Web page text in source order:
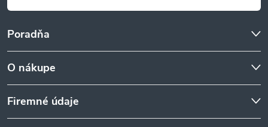
Poradňa
O nákupe
Firemné údaje